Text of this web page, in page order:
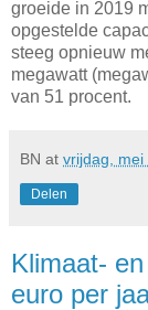
groeide in 2019
opgestelde
steeg opnieuw
megawatt
van 51 procent.
BN at vrijdag, mei
Delen
Klimaat-
euro per